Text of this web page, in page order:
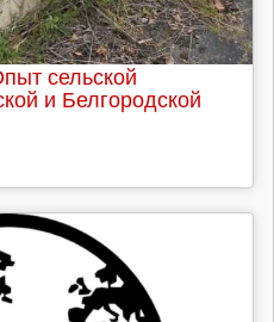
сельской
и Белгородской